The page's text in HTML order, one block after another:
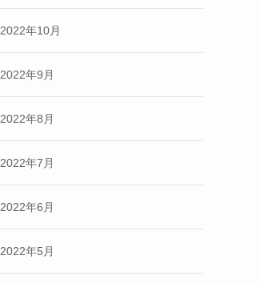
2022年10月
2022年9月
2022年8月
2022年7月
2022年6月
2022年5月